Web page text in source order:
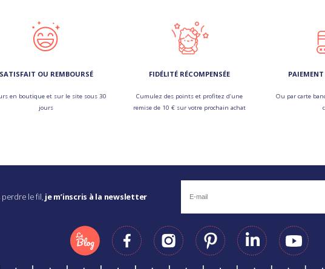
SATISFAIT OU REMBOURSÉ
en boutique et sur le site sous 30
jours
FIDÉLITÉ RÉCOMPENSÉE
Cumulez des points et profitez d’une
remise de 10 € sur votre prochain achat
Ou par carte
perdre le fil, je m’inscris à la newsletter